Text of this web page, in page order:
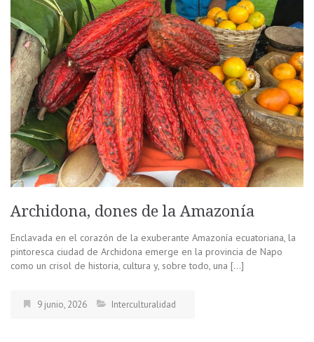
Archidona, dones de la Amazonía
Enclavada en el corazón de la exuberante Amazonía ecuatoriana, la
pintoresca ciudad de Archidona emerge en la provincia de Napo
como un crisol de historia, cultura y, sobre todo, una […]
9 junio, 2026 Interculturalidad